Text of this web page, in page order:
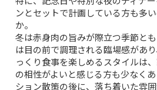
ンとセットで計画している方も多
か。
冬は赤身肉の旨みが際立つ季節と
は目の前で調理される臨場感があ
っくり食事を楽しめるスタイルは
の相性がよいと感じる方も少なく
ション散策の後に、落ち着いた雰